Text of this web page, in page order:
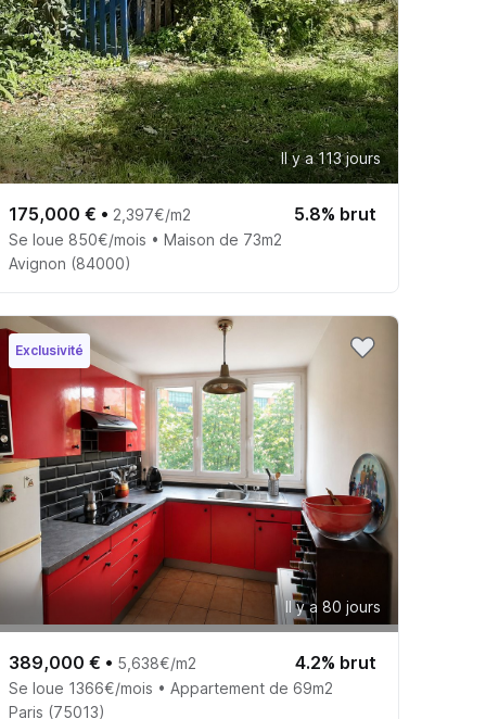
Il y a 113 jours
175,000 € • 2,397€/m2 5.8% brut
Se loue 850€/mois • Maison de 73m2
Avignon (84000)
Exclusivité
Il y a 80 jours
389,000 € • 5,638€/m2 4.2% brut
Se loue 1366€/mois • Appartement de 69m2
Paris (75013)